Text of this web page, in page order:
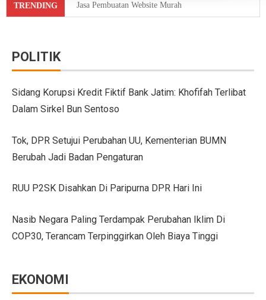
TRENDING Jasa Pembuatan Website Murah
GIIAS Bandung 2025: Sinergi Pemerintah, Industri,
Trio Unggulan Suzuki di GIIAS Bandung 2025:
Daihatsu Rocky Diluncurkan di GIIAS: SUV Kompak
Hyundai Akan Rilis Mobil Listrik Baru Tahun Ini
28 Kendaraan Perusahaan di Aceh Tamiang Pakai
POLITIK
Sidang Korupsi Kredit Fiktif Bank Jatim: Khofifah Terlibat
Dalam Sirkel Bun Sentoso
Tok, DPR Setujui Perubahan UU, Kementerian BUMN
Berubah Jadi Badan Pengaturan
RUU P2SK Disahkan Di Paripurna DPR Hari Ini
Nasib Negara Paling Terdampak Perubahan Iklim Di
COP30, Terancam Terpinggirkan Oleh Biaya Tinggi
EKONOMI